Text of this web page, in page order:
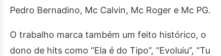
Pedro Bernadino, Mc Calvin, Mc Roger e Mc PG.
O trabalho marca também um feito histórico, o
dono de hits como “Ela é do Tipo”, “Evoluiu”, “Tu